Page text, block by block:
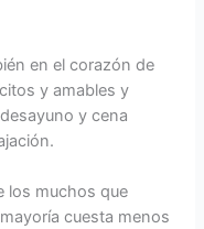
en el corazón de
y amables y
y cena
los muchos que
cuesta menos